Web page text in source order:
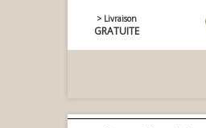
> Livraison
GRATUITE